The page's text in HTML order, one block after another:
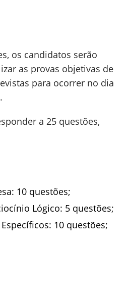
os candidatos serão
as provas objetivas de
para ocorrer no dia
a 25 questões,
10 questões;
Lógico: 5 questões;
10 questões;